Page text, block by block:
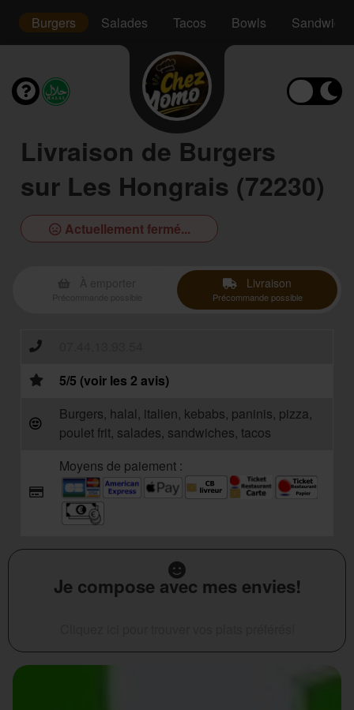
Burgers Salades Tacos Bowls Sandwichs
Livraison de Burgers
sur Les Hongrais (72230)
Actuellement fermé...
Livraison
Précommande possible
5/5 (voir les 2 avis)
Burgers, halal, italien, kebabs, paninis, pizza,
poulet frit, salades, sandwiches, tacos
Moyens de paiement :
Je compose avec mes envies!